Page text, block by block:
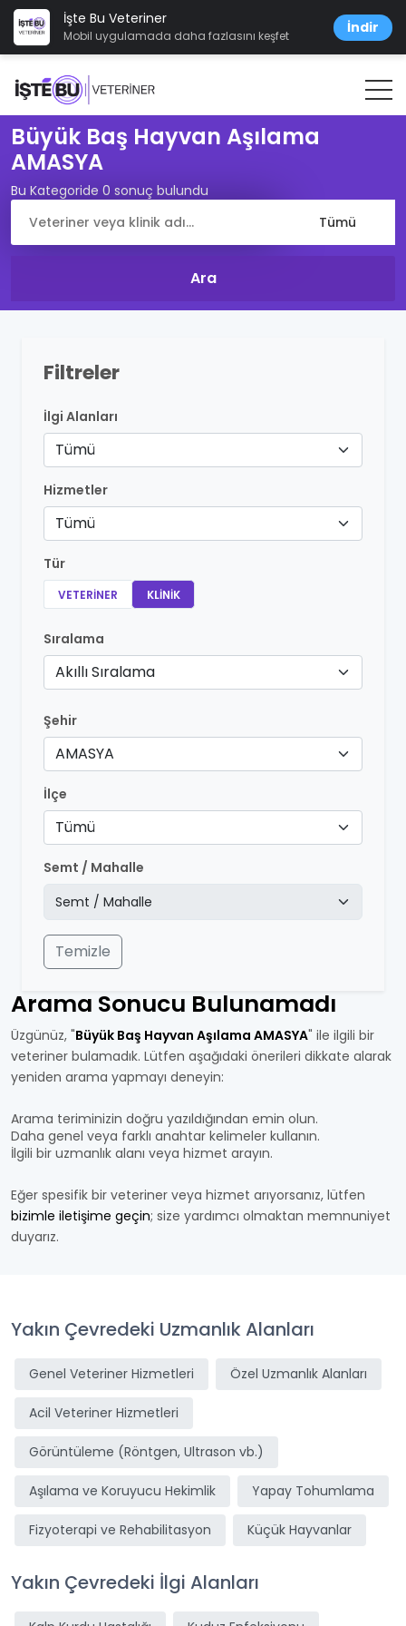
İşte Bu Veteriner
Mobil uygulamada daha fazlasını keşfet İndir
Büyük Baş Hayvan Aşılama
AMASYA
Bu Kategoride 0 sonuç bulundu
Filtreler
İlgi Alanları
Tümü
Hizmetler
Tümü
Tür
VETERINER KLINIK
Sıralama
Akıllı Sıralama
Şehir
AMASYA
İlçe
Tümü
Semt / Mahalle
Temizle
Arama Sonucu Bulunamadı
Üzgünüz, "Büyük Baş Hayvan Aşılama AMASYA" ile ilgili bir
veteriner bulamadık. Lütfen aşağıdaki önerileri dikkate alarak
yeniden arama yapmayı deneyin:
Arama teriminizin doğru yazıldığından emin olun.
Daha genel veya farklı anahtar kelimeler kullanın.
İlgili bir uzmanlık alanı veya hizmet arayın.
Eğer spesifik bir veteriner veya hizmet arıyorsanız, lütfen
bizimle iletişime geçin; size yardımcı olmaktan memnuniyet
duyarız.
Yakın Çevredeki Uzmanlık Alanları
Genel Veteriner Hizmetleri Özel Uzmanlık Alanları
Acil Veteriner Hizmetleri
Görüntüleme (Röntgen, Ultrason vb.)
Aşılama ve Koruyucu Hekimlik Yapay Tohumlama
Fizyoterapi ve Rehabilitasyon Küçük Hayvanlar
Yakın Çevredeki İlgi Alanları